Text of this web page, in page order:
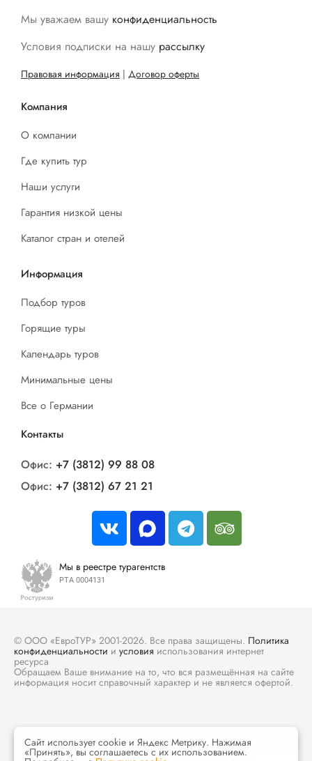
Мы уважаем вашу конфиденциальность
Условия подписки на нашу рассылку
Правовая информация | Договор оферты
Компания
О компании
Где купить тур
Наши услуги
Гарантия низкой цены
Каталог стран и отелей
Информация
Подбор туров
Горящие туры
Календарь туров
Минимальные цены
Все о Германии
Контакты
Офис: +7 (3812) 99 88 08
Офис: +7 (3812) 67 21 21
Мы в реестре турагентств
РТА 0004131
© ООО «ЕвроТУР» 2001-2026. Все права защищены. Политика
конфиденциальности и условия использования интернет
ресурса
Обращаем Ваше внимание на то, что вся размещённая на сайте
информация носит справочный характер и не является офертой.
Сайт использует cookie и Яндекс Метрику. Нажимая
«Принять», вы соглашаетесь с их использованием.